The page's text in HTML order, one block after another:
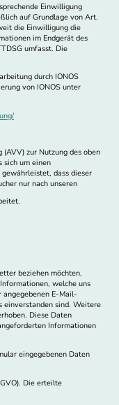
Einwilligung
auf Grundlage von Art.
die Einwilligung die
im Endgerät des
umfasst. Die
durch IONOS
von IONOS unter
zur Nutzung des oben
sich um einen
dass dieser
nur nach unseren
beziehen möchten,
welche uns
E-Mail-
einverstanden sind. Weitere
Diese Daten
Informationen
eingegebenen Daten
Die erteilte